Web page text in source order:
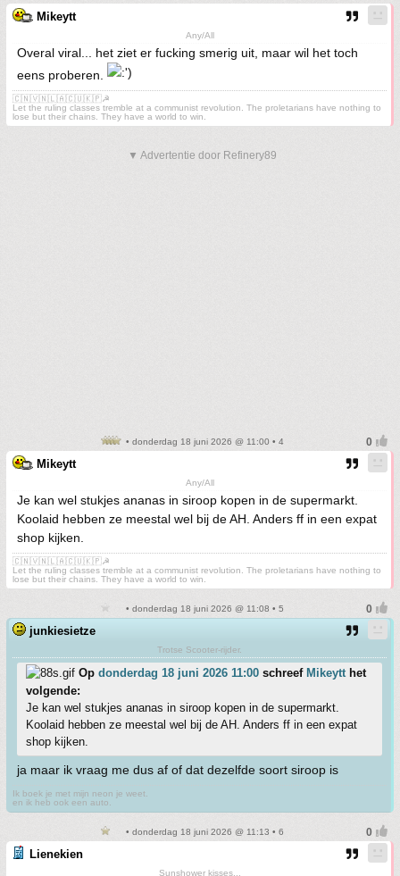
Mikeytt
Any/All
Overal viral... het ziet er fucking smerig uit, maar wil het toch
eens proberen.
🇨🇳🇻🇳🇱🇦🇨🇺🇰🇵☭
Let the ruling classes tremble at a communist revolution. The proletarians have nothing to
lose but their chains. They have a world to win.
▼ Advertentie door Refinery89
• donderdag 18 juni 2026 @ 11:00 • 4
Mikeytt
Any/All
Je kan wel stukjes ananas in siroop kopen in de supermarkt.
Koolaid hebben ze meestal wel bij de AH. Anders ff in een expat
shop kijken.
🇨🇳🇻🇳🇱🇦🇨🇺🇰🇵☭
Let the ruling classes tremble at a communist revolution. The proletarians have nothing to
lose but their chains. They have a world to win.
• donderdag 18 juni 2026 @ 11:08 • 5
junkiesietze
Trotse Scooter-rijder.
Op donderdag 18 juni 2026 11:00 schreef Mikeytthet
volgende:
Je kan wel stukjes ananas in siroop kopen in de supermarkt.
Koolaid hebben ze meestal wel bij de AH. Anders ff in een expat
shop kijken.
ja maar ik vraag me dus af of dat dezelfde soort siroop is
Ik boek je met mijn neon je weet.
en ik heb ook een auto.
• donderdag 18 juni 2026 @ 11:13 • 6
Lienekien
Sunshower kisses...